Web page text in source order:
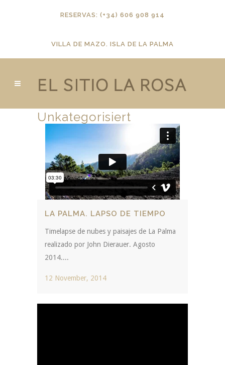
RESERVAS: (+34) 606 908 914
VILLA DE MAZO. ISLA DE LA PALMA
Unkategorisiert
LA PALMA. LAPSO DE TIEMPO
Timelapse de nubes y paisajes de La Palma
realizado por John Dierauer. Agosto
2014....
12 November, 2014